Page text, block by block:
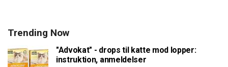
Trending Now
"Advokat" - drops til katte mod lopper:
instruktion, anmeldelser